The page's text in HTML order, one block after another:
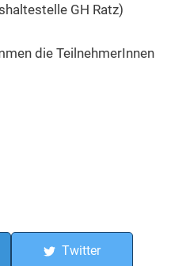
GH Ratz)
die TeilnehmerInnen
Twitter